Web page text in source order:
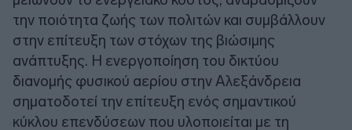
την ποιότητα ζωής των πολιτών και συμβάλλουν
στην επίτευξη των στόχων της βιώσιμης
ανάπτυξης. Η ενεργοποίηση του δικτύου
διανομής φυσικού αερίου στην Αλεξάνδρεια
σηματοδοτεί την επίτευξη ενός σημαντικού
κύκλου επενδύσεων που υλοποιείται με τη